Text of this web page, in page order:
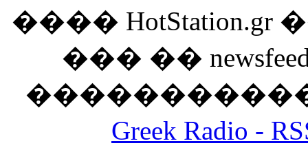
����
��� ��
Greek Radio